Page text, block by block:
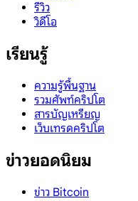
รีวิว
วิดีโอ
เรียนรู้
ความรู้พื้นฐาน
รวมศัพท์คริปโต
สารบัญเหรียญ
เว็บเทรดคริปโต
ข่าวยอดนิยม
ข่าว Bitcoin